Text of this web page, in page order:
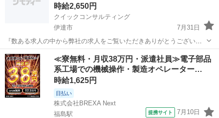
時給2,650円
クイックコンサルティング
伊達市
7月31日
『数ある求人の中から弊社の求人をご覧いただきありがとうございま
す!!』 全国に様々な求人を5万件以上取り扱っておりご希望条件やご状
況に応じてマッチしそうな求人をご案内いたします!! 応募前に相談だ
けしてみたい方やどんな求...
福島 伊達市 工場 スタッフ
≪寮無料・月収38万円・派遣社員≫電子部品
系工場での機械操作・製造オペレーター…
時給1,625円
日払い
株式会社BREXA Next
福島駅
提携サイト 7月10日